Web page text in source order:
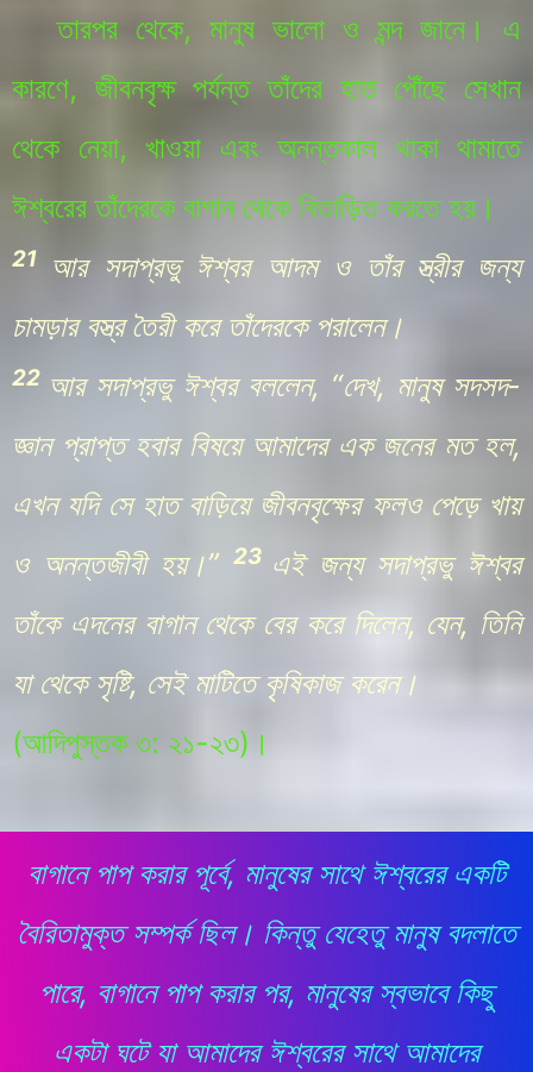
তারপর থেকে, মানুষ ভালো ও মন্দ জানে। এ
কারণে, জীবনবৃক্ষ পর্যন্ত তাঁদের হাত পৌঁছে সেখান
থেকে নেয়া, খাওয়া এবং অনন্তকাল থাকা থামাতে
ঈশ্বরের তাঁদেরকে বাগান থেকে বিতাড়িত করতে হয়।
21
আর সদাপ্রভু ঈশ্বর আদম ও তাঁর স্ত্রীর জন্য
চামড়ার বস্ত্র তৈরী করে তাঁদেরকে পরালেন।
22 আর সদাপ্রভু ঈশ্বর বললেন, “দেখ, মানুষ সদসদ-
জ্ঞান প্রাপ্ত হবার বিষয়ে আমাদের এক জনের মত হল,
এখন যদি সে হাত বাড়িয়ে জীবনবৃক্ষের ফলও পেড়ে খায়
ও অনন্তজীবী হয়।” 23 এই জন্য সদাপ্রভু ঈশ্বর
তাঁকে এদনের বাগান থেকে বের করে দিলেন, যেন, তিনি
যা থেকে সৃষ্টি, সেই মাটিতে কৃষিকাজ করেন।
(আদিপুস্তক৩: ২১-২৩) ।
বাগানে পাপ করার পূর্বে, মানুষের সাথে ঈশ্বরের একটি
বৈরিতামুক্ত সম্পর্ক ছিল। কিন্তু যেহেতু মানুষ বদলাতে
পারে, বাগানে পাপ করার পর, মানুষের স্বভাবে কিছু
একটা ঘটে যা আমাদের ঈশ্বরের সাথে আমাদের